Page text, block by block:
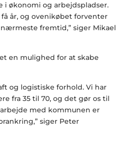
økonomi og arbejdspladser.
år, og ovenikøbet forventer
fremtid,” siger Mikael
en mulighed for at skabe
og logistiske forhold. Vi har
fra 35 til 70, og det gør os til
med kommunen er
siger Peter